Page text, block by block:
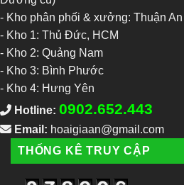
- Kho phân phối & xưởng: Thuận
- Kho 1: Thủ Đức, HCM
- Kho 2: Quảng Nam
- Kho 3: Bình Phước
- Kho 4: Hưng Yên
Hotline: 0902.652.443
Email: hoaigiaan@gmail.com
THỐNG KÊ TRUY CẬP